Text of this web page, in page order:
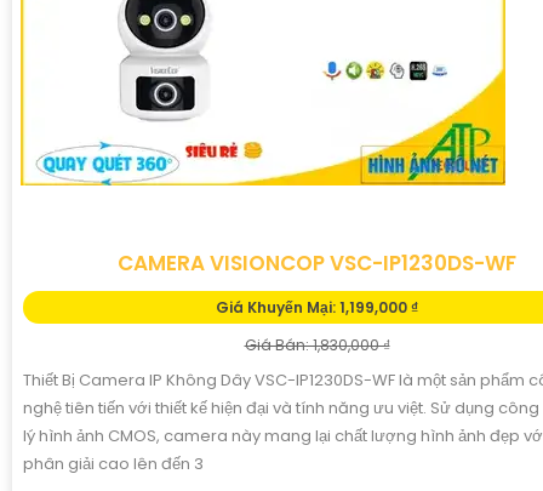
CAMERA VISIONCOP VSC-IP1230DS-WF
Giá Khuyến Mại: 1,199,000 ₫
Giá Bán: 1,830,000 ₫
Thiết Bị Camera IP Không Dây VSC-IP1230DS-WF là một sản phẩm
nghệ tiên tiến với thiết kế hiện đại và tính năng ưu việt. Sử dụng
lý hình ảnh CMOS, camera này mang lại chất lượng hình ảnh đẹp
phân giải cao lên đến 3